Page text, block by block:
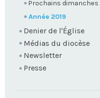
Prochains dimanches
Année 2019
Denier de l'Église
Médias du diocèse
Newsletter
Presse